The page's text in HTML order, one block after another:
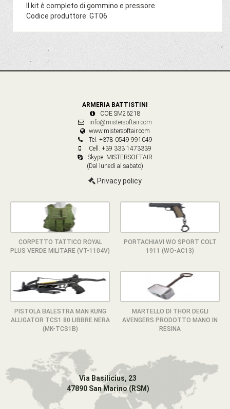
Il kit è completo di gommino e pressore.
Codice produttore: GT06
ARMERIA BATTISTINI
COE SM26218
info@mistersoftair.com
www.mistersoftair.com
Tel. +378 0549 991049
Cell. +39 333 1473339
Skype: MISTERSOFTAIR
(Dal lunedì al sabato)
Privacy policy
CORPETTO TATTICO ROYAL
PLUS VERDE MILITARE (VT-1104V)
PORTACHIAVI WO SPORT COLT
1911 (WO-AC13)
PISTOLA BALESTRA MAN KUNG
ALLIGATOR TCS1 80 LIBBRE NERA
(MK-TCS1B)
MARTELLO DI THOR DEGLI
AVENGERS PRODOTTO MANO IN
RESINA
Via Basilicius, 23
47890 San Marino (RSM)